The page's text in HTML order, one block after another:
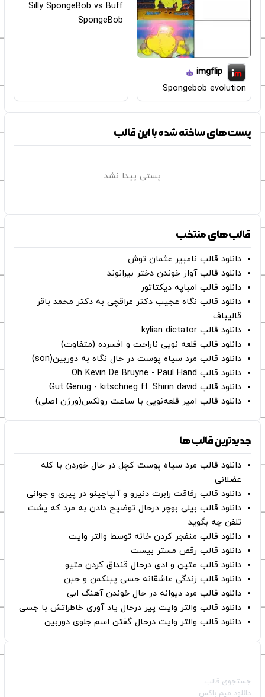
imgflip
Spongebob evolution
Silly SpongeBob vs Buff
SpongeBob
پست‌های ساخته شده با این قالب
پستی پیدا نشد
قالب‌های منتخب
دانلود قالب نامبیر عثمان ‌توش
دانلود قالب آواز خوندن دختر بیرانوند
دانلود قالب امباپه دیکتاتور
دانلود قالب نگاه عجیب دکتر عراقچی به دکتر محمد باقر
قالیباف
دانلود قالب kylian dictator
دانلود قالب قلعه نویی ناراحت و افسرده (متفاوت)
دانلود قالب مرد سیاه پوست در حال نگاه به دوربین(son)
دانلود قالب Oh Kevin De Bruyne - Paul Hand
دانلود قالب Gut Genug - kitschrieg ft. Shirin david
دانلود قالب امیر قلعه‌نویی با ساعت رولکس(ورژن اصلی)
جدیدترین قالب‌ها
دانلود قالب مرد سیاه پوست کچل در حال خوردن با کله
عضلانی
دانلود قالب رفاقت رابرت دنیرو و آلپاچینو در پیری و جوانی
دانلود قالب بیلی بوچر درحال توضیح دادن به مرد که پشت
تلفن چه بگوید
دانلود قالب منفجر کردن خانه توسط والتر وایت
دانلود قالب رقص مستر بیست
دانلود قالب متین و ادی درحال قنداق کردن متیو
دانلود قالب زندگی عاشقانه جسی پینکمن و جین
دانلود قالب مرد دیوانه در حال خوندن آهنگ ابی
دانلود قالب والتر وایت پیر درحال یاد آوری خاطراتش با جسی
دانلود قالب والتر وایت درحال گفتن اسم جلوی دوربین
جستجوی قالب
دانلود میم باکس